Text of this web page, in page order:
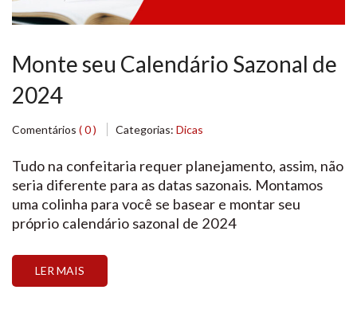
Monte seu Calendário Sazonal de
2024
Comentários ( 0 ) Categorias: Dicas
Tudo na confeitaria requer planejamento, assim, não
seria diferente para as datas sazonais. Montamos
uma colinha para você se basear e montar seu
próprio calendário sazonal de 2024
LER MAIS